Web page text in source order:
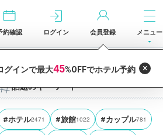
約確認 ログイン 会員登録 メニュー
話題のキーワード
#ホテル2471 #旅館1022 #カップル781